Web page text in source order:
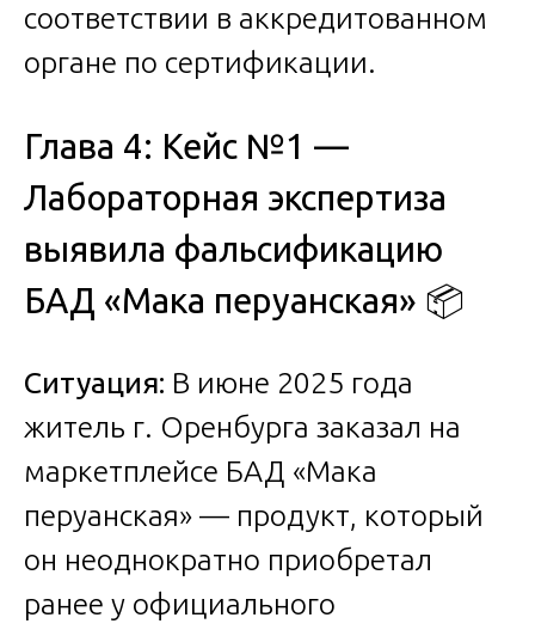
соответствии в аккредитованном
органе по сертификации.
Глава 4: Кейс №1 —
Лабораторная экспертиза
выявила фальсификацию
БАД «Мака перуанская» 📦
Ситуация: В июне 2025 года
житель г. Оренбурга заказал на
маркетплейсе БАД «Мака
перуанская» — продукт, который
он неоднократно приобретал
ранее у официального